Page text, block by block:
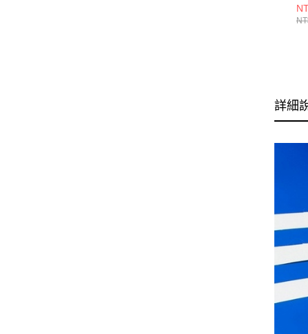
詳細